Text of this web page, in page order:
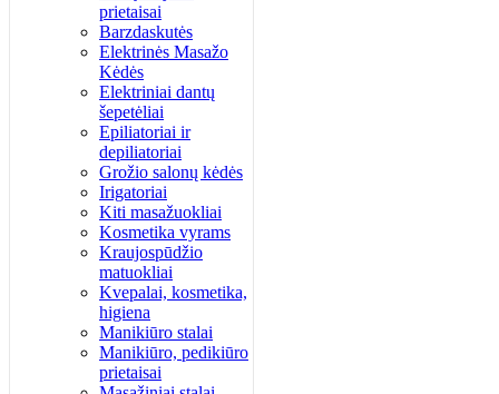
prietaisai
Barzdaskutės
Elektrinės Masažo
Kėdės
Elektriniai dantų
šepetėliai
Epiliatoriai ir
depiliatoriai
Grožio salonų kėdės
Irigatoriai
Kiti masažuokliai
Kosmetika vyrams
Kraujospūdžio
matuokliai
Kvepalai, kosmetika,
higiena
Manikiūro stalai
Manikiūro, pedikiūro
prietaisai